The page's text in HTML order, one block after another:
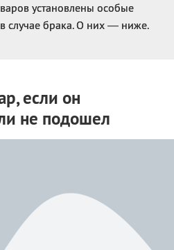
установлены особые
в случае брака. О них — ниже.
если он
не подошел